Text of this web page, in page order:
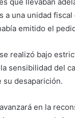
a una unidad
emitido el
realizó bajo
sensibilidad del
desaparición.
en la